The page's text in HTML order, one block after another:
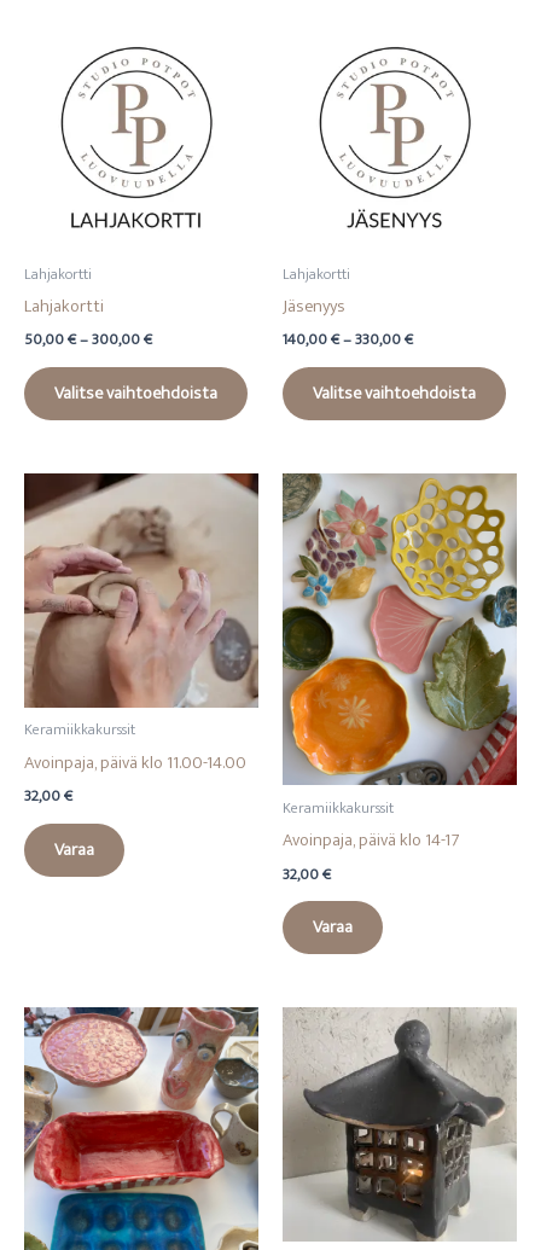
Lahjakortti
Lahjakortti
50,00€–300,00€Hintaluokka:
300,00 €
Valitse vaihtoehdoista
tuotteella
muunnelma.
valinnat
tuotteen
sivulla.
Lahjakortti
Jäsenyys
140,00€–330,00€Hintaluokka:
330,00 €
Valitse vaihtoehdoista
Voit
Keramiikkakurssit
Avoinpaja, päivä klo 11.00-14.00
32,00€
Varaa
Keramiikkakurssit
Avoinpaja, päivä klo 14-17
32,00€
Varaa